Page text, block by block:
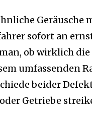
Geräusche
sofort an
ob wirklich
umfassenden
beider
Getriebe